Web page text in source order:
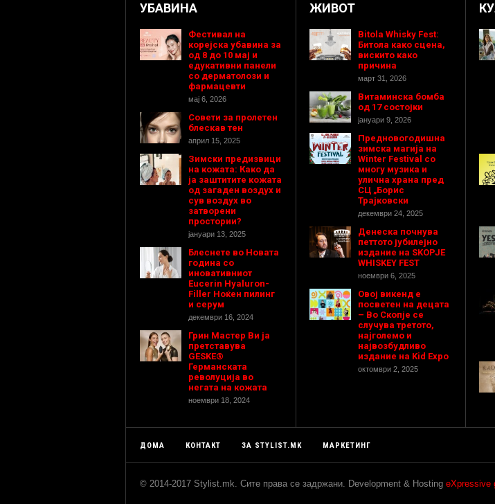
УБАВИНА
Фестивал на
корејска убавина за
од 8 до 10 мај и
едукативни панели
со дерматолози и
фармацевти
мај 6, 2026
Совети за пролетен
блескав тен
април 15, 2025
Зимски предизвици
на кожата: Како да
ја заштитите кожата
од загаден воздух и
сув воздух во
затворени
простории?
јануари 13, 2025
Блеснете во Новата
година со
иновативниот
Eucerin Hyaluron-
Filler Ноќен пилинг
и серум
декември 16, 2024
Грин Мастер Ви ја
претставува
GESKE®
Германската
револуција во
негата на кожата
ноември 18, 2024
ЖИВОТ
Bitola Whisky Fest:
Битола како сцена,
вискито како
причина
март 31, 2026
Витаминска бомба
од 17 состојки
јануари 9, 2026
Предновогодишнa
зимска магија на
Winter Festival со
многу музика и
улична храна пред
СЦ „Борис
Трајковски
декември 24, 2025
Денеска почнува
петтото јубилејно
издание на SKOPJE
WHISKEY FEST
ноември 6, 2025
Овој викенд е
посветен на децата
– Во Скопје се
случува третото,
најголемо и
највозбудливо
издание на Kid Expo
октомври 2, 2025
ДОМА КОНТАКТ ЗА STYLIST.MK МАРКЕТИНГ
© 2014-2017 Stylist.mk. Сите права се задржани. Development & Hosting eXpressive